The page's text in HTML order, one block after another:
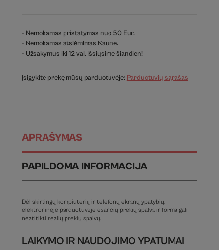
- Nemokamas pristatymas nuo 50 Eur.
- Nemokamas atsiėmimas Kaune.
- Užsakymus iki 12 val. išsiųsime šiandien!
Įsigykite prekę mūsų parduotuvėje: Parduotuvių sąrašas
APRAŠYMAS
PAPILDOMA INFORMACIJA
Dėl skirtingų kompiuterių ir telefonų ekranų ypatybių,
elektroninėje parduotuvėje esančių prekių spalva ir forma gali
neatitikti realių prekių spalvų.
LAIKYMO IR NAUDOJIMO YPATUMAI